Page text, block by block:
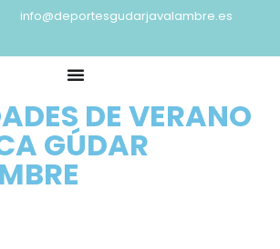
info@deportesgudarjavalambre.es
DE VERANO
GÚDAR